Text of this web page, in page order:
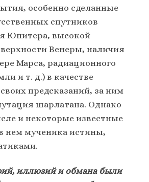
особенно сделанные
спутников
Юпитера, высокой
Венеры, наличия
Марса, радиационного
и т. д.) в качестве
предсказаний, за ним
шарлатана. Однако
и некоторые известные
нем мученика истины,
иллюзий и обмана были